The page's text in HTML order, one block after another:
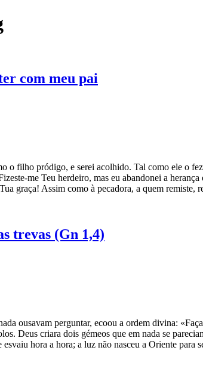
com meu pai
o filho pródigo, e serei acolhido. Tal como ele o
me Teu herdeiro, mas eu abandonei a
graça! Assim como à pecadora, a quem
trevas (Gn 1,4)
ousavam perguntar, ecoou a ordem divina:
Deus criara dois gémeos que em nada se
esvaiu hora a hora; a luz não nasceu a Oriente